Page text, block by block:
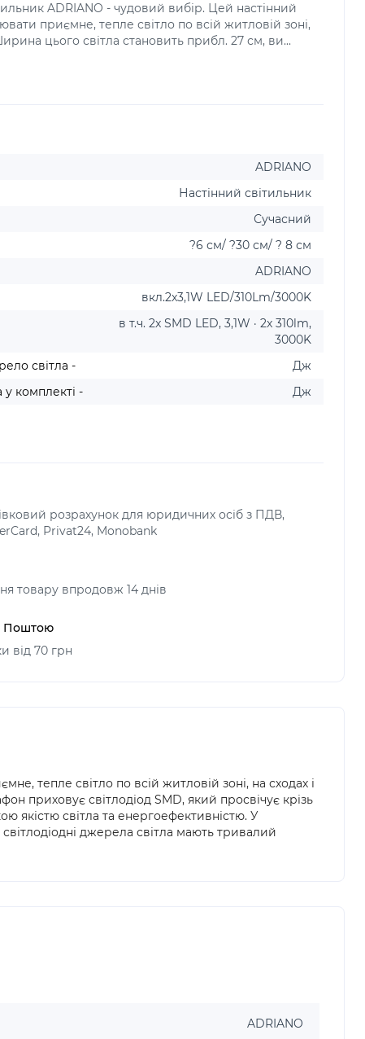
ADRIANO - чудовий вибір. Цей настінний
приємне, тепле світло по всій житловій зоні,
цього світла становить прибл. 27 см, ви...
ADRIANO
Настінний світильник
Сучасний
?6 см/ ?30 см/ ? 8 см
ADRIANO
вкл.2x3,1W LED/310Lm/3000K
в т.ч. 2x SMD LED, 3,1W · 2x 310lm,
3000K
світла -
Дж
комплекті -
Дж
розрахунок для юридичних осіб з ПДВ,
Privat24, Monobank
товару впродовж 14 днів
Поштою
від 70 грн
тепле світло по всій житловій зоні, на сходах і
приховує світлодіод SMD, який просвічує крізь
якістю світла та енергоефективністю. У
джерела світла мають тривалий
ADRIANO